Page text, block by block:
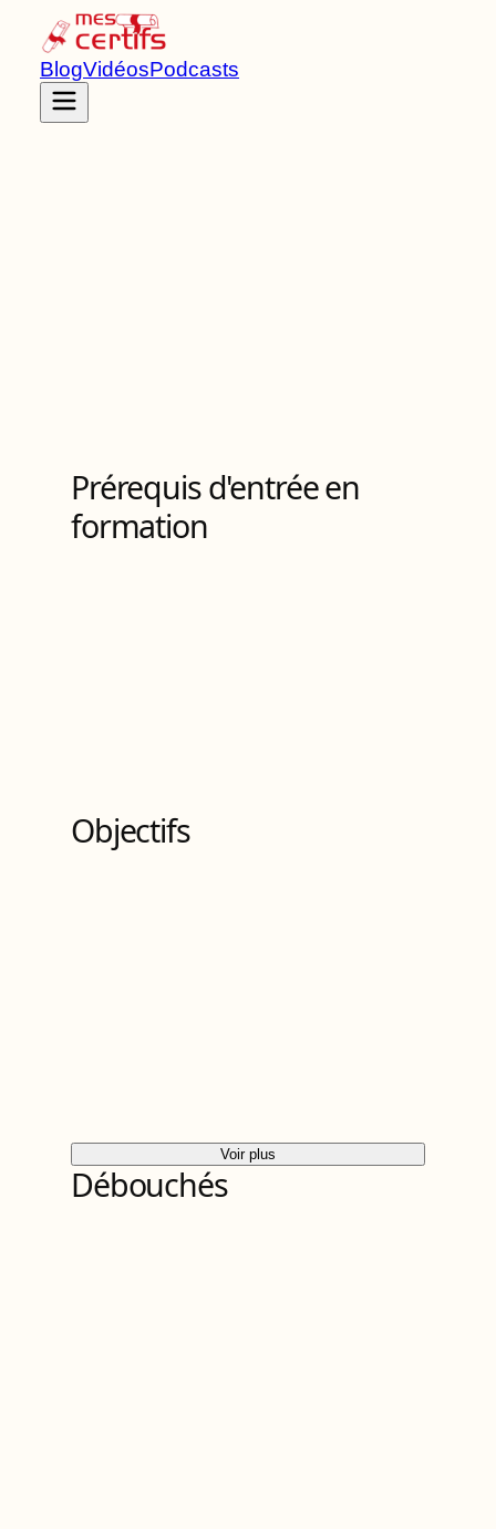
BlogVidéosPodcasts
Prérequis d'entrée en
formation
Objectifs
Voir plus
Débouchés